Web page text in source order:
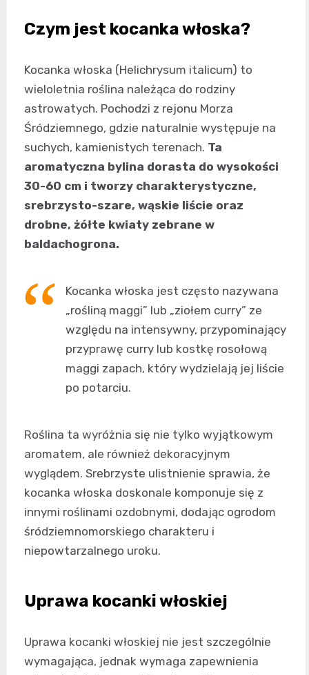
Czym jest kocanka włoska?
Kocanka włoska (Helichrysum italicum) to
wieloletnia roślina należąca do rodziny
astrowatych. Pochodzi z rejonu Morza
Śródziemnego, gdzie naturalnie występuje na
suchych, kamienistych terenach. Ta
aromatyczna bylina dorasta do wysokości
30-60 cm i tworzy charakterystyczne,
srebrzysto-szare, wąskie liście oraz
drobne, żółte kwiaty zebrane w
baldachogrona.
Kocanka włoska jest często nazywana
„rośliną maggi” lub „ziołem curry” ze
względu na intensywny, przypominający
przyprawę curry lub kostkę rosołową
maggi zapach, który wydzielają jej liście
po potarciu.
Roślina ta wyróżnia się nie tylko wyjątkowym
aromatem, ale również dekoracyjnym
wyglądem. Srebrzyste ulistnienie sprawia, że
kocanka włoska doskonale komponuje się z
innymi roślinami ozdobnymi, dodając ogrodom
śródziemnomorskiego charakteru i
niepowtarzalnego uroku.
Uprawa kocanki włoskiej
Uprawa kocanki włoskiej nie jest szczególnie
wymagająca, jednak wymaga zapewnienia